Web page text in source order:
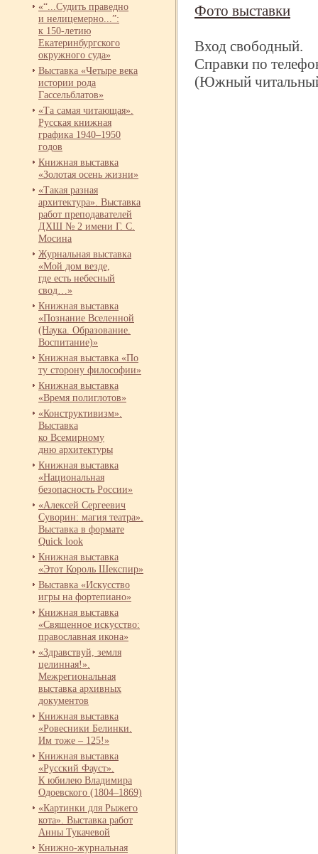
«“...Судить праведно
и нелицемерно...”:
к 150-летию
Екатеринбургского
окружного суда»
Выставка «Четыре века
истории рода
Гассельблатов»
«Та самая читающая».
Русская книжная
графика 1940–1950
годов
Книжная выставка
«Золотая осень жизни»
«Такая разная
архитектура». Выставка
работ преподавателей
ДХШ № 2 имени Г. С.
Мосина
Журнальная выставка
«Мой дом везде,
где есть небесный
свод…»
Книжная выставка
«Познание Вселенной
(Наука. Образование.
Воспитание)»
Книжная выставка «По
ту сторону философии»
Книжная выставка
«Время полиглотов»
«Конструктивизм».
Выставка
ко Всемирному
дню архитектуры
Книжная выставка
«Национальная
безопасность России»
«Алексей Сергеевич
Суворин: магия театра».
Выставка в формате
Quick look
Книжная выставка
«Этот Король Шекспир»
Выставка «Искусство
игры на фортепиано»
Книжная выставка
«Священное искусство:
православная икона»
«Здравствуй, земля
целинная!».
Межрегиональная
выставка архивных
документов
Книжная выставка
«Ровесники Белинки.
Им тоже – 125!»
Книжная выставка
«Русский Фауст».
К юбилею Владимира
Одоевского (1804–1869)
«Картинки для Рыжего
кота». Выставка работ
Анны Тукачевой
Книжно-журнальная
Фото выставки
Вход свободный.
Справки по
(Южный